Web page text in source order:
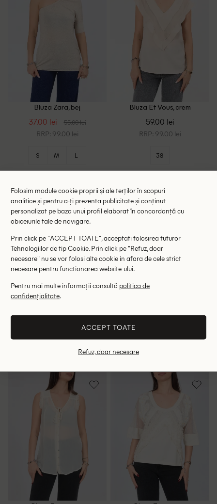
Bluza Zara, bej
37.00 lei 55.00 lei
RRP: 99.00 lei
S M L
Bluza Et Vous, crem
59.00 lei
RRP: 99.00 lei
38
Folosim module cookie proprii și ale terților în scopuri
analitice și pentru a-ți prezenta publicitate și conținut
personalizat pe baza unui profil elaborat în concordanță cu
obiceiurile tale de navigare.
Prin click pe "ACCEPT TOATE", acceptati folosirea tuturor
Tehnologiilor de tip Cookie. Prin click pe "Refuz, doar
necesare" nu se vor folosi alte cookie in afara de cele strict
necesare pentru functionarea website-ului.
Pentru mai multe informații consultă politica de
confidențialitate.
ACCEPT TOATE
Refuz, doar necesare